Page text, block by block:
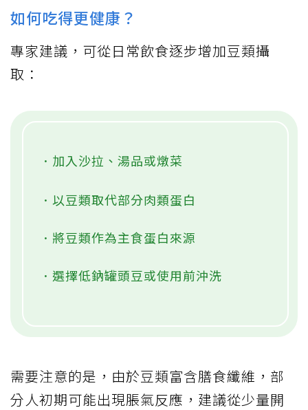
如何吃得更健康？
專家建議，可從日常飲食逐步增加豆類攝
取：
．加入沙拉、湯品或燉菜
．以豆類取代部分肉類蛋白
．將豆類作為主食蛋白來源
．選擇低鈉罐頭豆或使用前沖洗
需要注意的是，由於豆類富含膳食纖維，部
分人初期可能出現脹氣反應，建議從少量開